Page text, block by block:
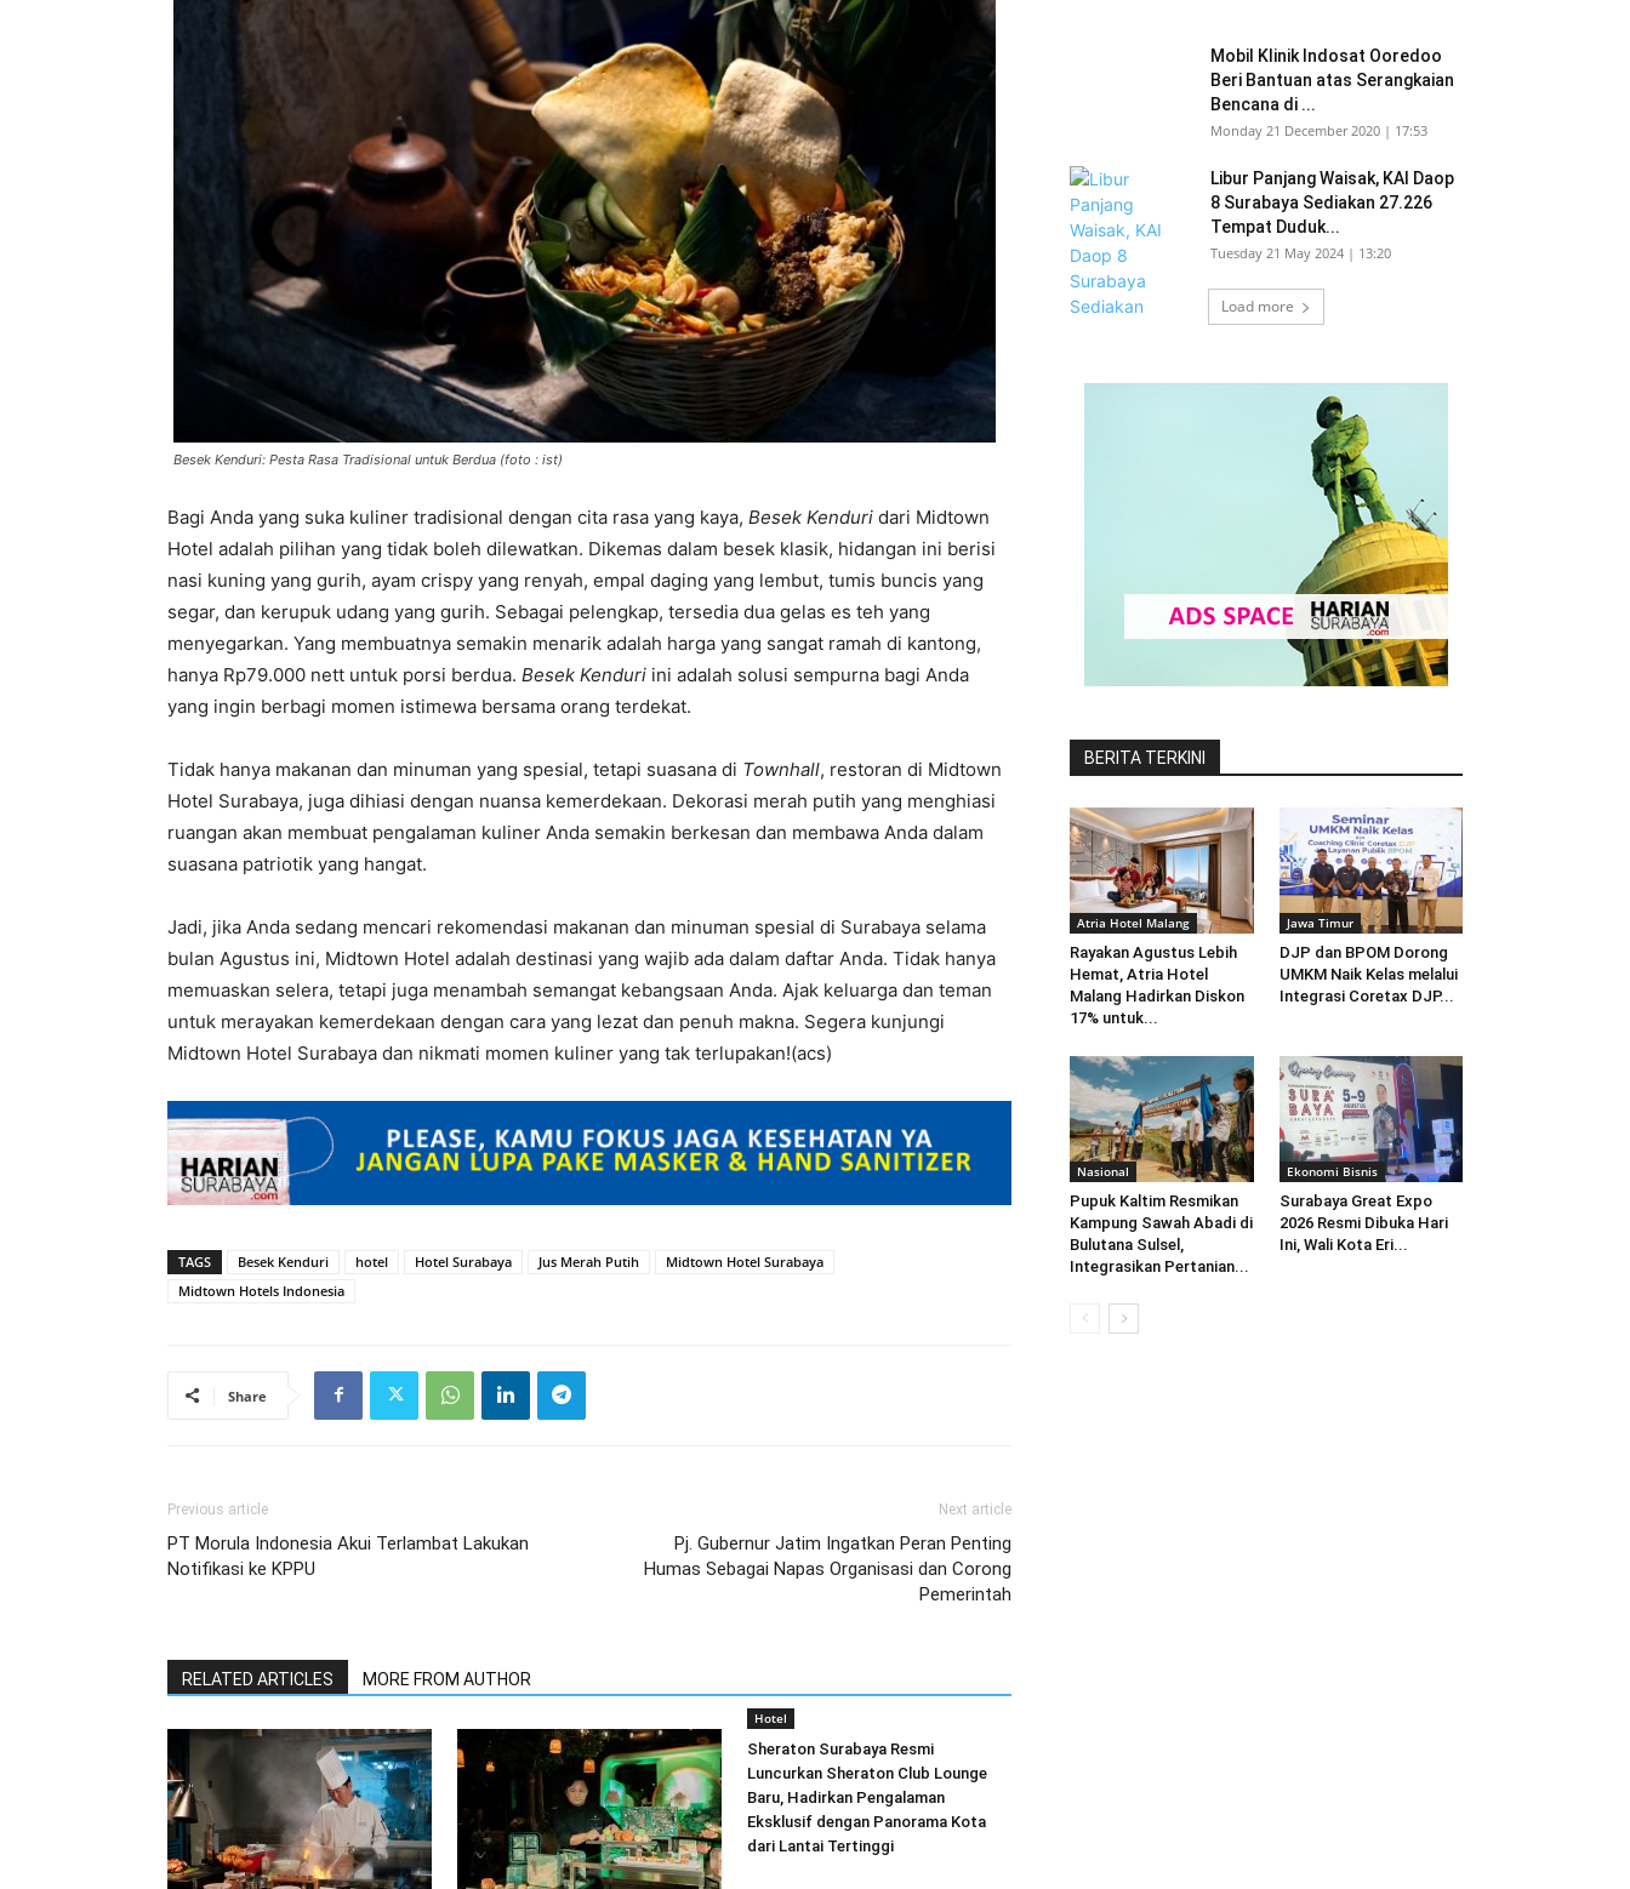
Besek Kenduri: Pesta Rasa Tradisional untuk Berdua (foto : ist)
Bagi Anda yang suka kuliner tradisional dengan cita rasa yang kaya, Besek Kenduri dari Midtown
Hotel adalah pilihan yang tidak boleh dilewatkan. Dikemas dalam besek klasik, hidangan ini berisi
nasi kuning yang gurih, ayam crispy yang renyah, empal daging yang lembut, tumis buncis yang
segar, dan kerupuk udang yang gurih. Sebagai pelengkap, tersedia dua gelas es teh yang
menyegarkan. Yang membuatnya semakin menarik adalah harga yang sangat ramah di kantong,
hanya Rp79.000 nett untuk porsi berdua. Besek Kenduri ini adalah solusi sempurna bagi Anda
yang ingin berbagi momen istimewa bersama orang terdekat.
Tidak hanya makanan dan minuman yang spesial, tetapi suasana di Townhall, restoran di Midtown
Hotel Surabaya, juga dihiasi dengan nuansa kemerdekaan. Dekorasi merah putih yang menghiasi
ruangan akan membuat pengalaman kuliner Anda semakin berkesan dan membawa Anda dalam
suasana patriotik yang hangat.
Jadi, jika Anda sedang mencari rekomendasi makanan dan minuman spesial di Surabaya selama
bulan Agustus ini, Midtown Hotel adalah destinasi yang wajib ada dalam daftar Anda. Tidak hanya
memuaskan selera, tetapi juga menambah semangat kebangsaan Anda. Ajak keluarga dan teman
untuk merayakan kemerdekaan dengan cara yang lezat dan penuh makna. Segera kunjungi
Midtown Hotel Surabaya dan nikmati momen kuliner yang tak terlupakan!(acs)
TAGS Besek Kenduri hotel Hotel Surabaya Jus Merah Putih
Midtown Hotel Surabaya
Midtown Hotels Indonesia
Share
Previous article
PT Morula Indonesia Akui Terlambat Lakukan
Notifikasi ke KPPU
Next article
Pj. Gubernur Jatim Ingatkan Peran Penting
Humas Sebagai Napas Organisasi dan Corong
Pemerintah
RELATED ARTICLES MORE FROM AUTHOR
Hotel
Sheraton Surabaya Resmi
Luncurkan Sheraton Club Lounge
Baru, Hadirkan Pengalaman
Eksklusif dengan Panorama Kota
dari Lantai Tertinggi
Mobil Klinik Indosat Ooredoo
Beri Bantuan atas Serangkaian
Bencana di ...
Monday 21 December 2020 | 17:53
Libur Panjang Waisak, KAI Daop
8 Surabaya Sediakan 27.226
Tempat Duduk...
Tuesday 21 May 2024 | 13:20
Load more
BERITA TERKINI
Atria Hotel Malang
Rayakan Agustus Lebih
Hemat, Atria Hotel
Malang Hadirkan Diskon
17% untuk...
Jawa Timur
DJP dan BPOM Dorong
UMKM Naik Kelas melalui
Integrasi Coretax DJP...
Nasional
Pupuk Kaltim Resmikan
Kampung Sawah Abadi di
Bulutana Sulsel,
Integrasikan Pertanian...
Ekonomi Bisnis
Surabaya Great Expo
2026 Resmi Dibuka Hari
Ini, Wali Kota Eri...